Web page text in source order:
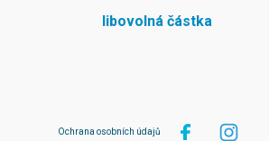
libovolná částka
Ochrana osobních údajů